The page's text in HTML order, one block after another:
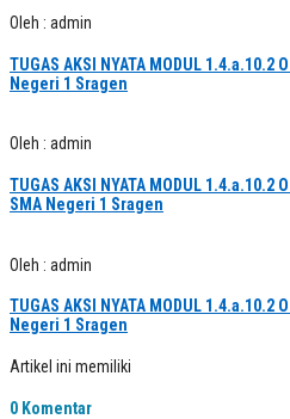
Oleh : admin
TUGAS AKSI NYATA MODUL 1.4.a.10.2
Negeri 1 Sragen
Oleh : admin
TUGAS AKSI NYATA MODUL
SMA Negeri 1 Sragen
Oleh : admin
TUGAS AKSI NYATA MODUL
Negeri 1 Sragen
Artikel ini memiliki
0 Komentar